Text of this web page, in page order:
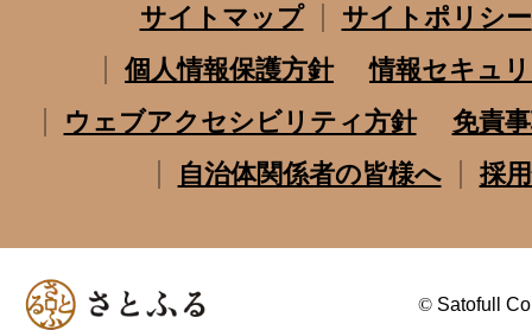
サイトマップ
サイトポリシー
個人情報保護方針
情報セキュ
ウェブアクセシビリティ方針
免責
自治体関係者の皆様へ
採
© Satofull